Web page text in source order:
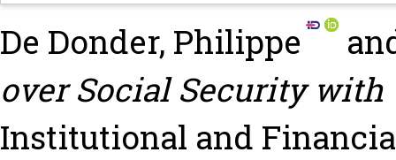
De Donder, Philippe
over Social Security
Institutional and